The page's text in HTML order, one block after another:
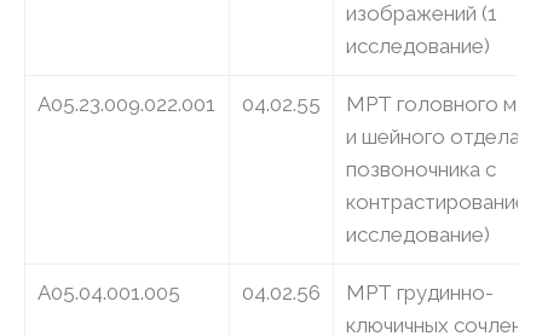
изображений (1
исследование)
A05.23.009.022.001 04.02.55
МРТ головного
и шейного отдела
позвоночника с
исследование)
A05.04.001.005 04.02.56
МРТ грудинно-
ключичных